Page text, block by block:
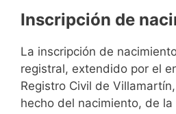
Inscripción de
La inscripción de
registral, extendido por el
Registro Civil de
hecho del nacimiento, de